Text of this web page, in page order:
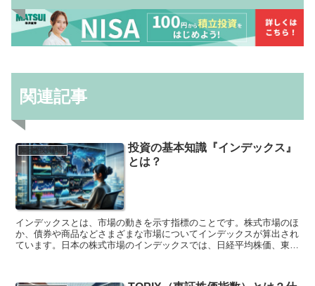
関連記事
知っ得投資用語
投資の基本知識『インデックス』
とは？
インデックスとは、市場の動きを示す指標のことです。株式市場のほ
か、債券や商品などさまざまな市場についてインデックスが算出され
ています。日本の株式市場のインデックスでは、日経平均株価、東証